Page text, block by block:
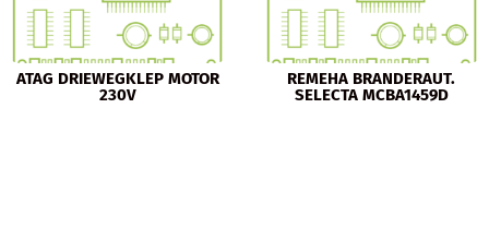
ATAG DRIEWEGKLEP MOTOR
230V
REMEHA BRANDERAUT.
SELECTA MCBA1459D